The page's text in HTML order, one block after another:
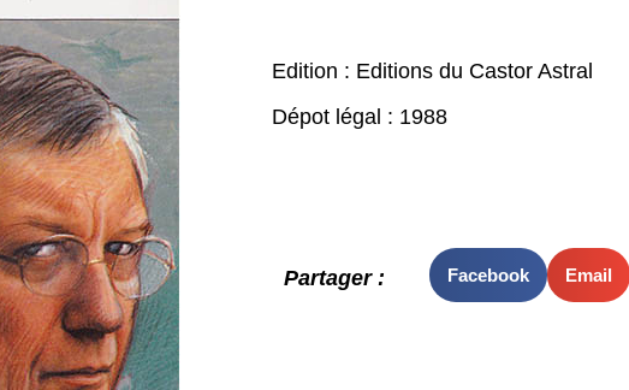
Edition : Editions du Castor Astral
Dépot légal : 1988
Partager : Facebook Email